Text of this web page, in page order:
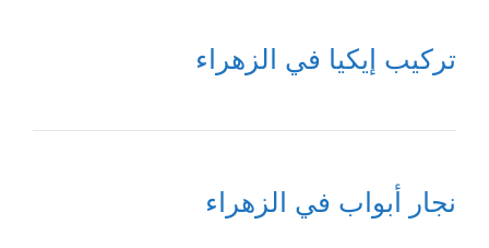
تركيب إيكيا في الزهراء
نجار أبواب في الزهراء